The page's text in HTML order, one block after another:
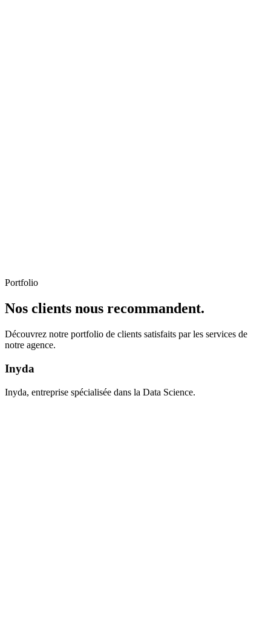
Portfolio
Nos clients nous recommandent.
Découvrez notre portfolio de clients satisfaits par les services de
notre agence.
Inyda
Inyda, entreprise spécialisée dans la Data Science.